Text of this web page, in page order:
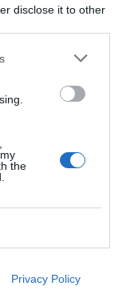
disclose it to other
the
Privacy Policy